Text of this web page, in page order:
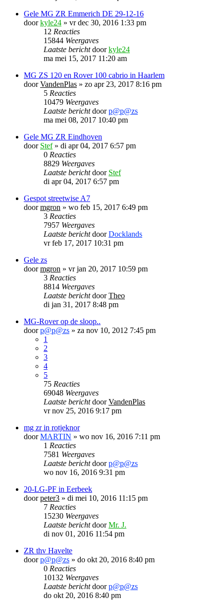
Gele MG ZR Emmerich DE 29-12-16
doorkyle24 » vr dec 30, 2016 1:33 pm
12 Reacties
15844 Weergaves
Laatste berichtdoorkyle24
ma mei 15, 2017 11:20 am
MG ZS 120 en Rover 100 cabrio in Haarlem
doorVandenPlas » zo apr 23, 2017 8:16 pm
5 Reacties
10479 Weergaves
Laatste berichtdoorp@p@zs
ma mei 08, 2017 10:40 pm
Gele MG ZR Eindhoven
door Stef» di apr 04, 2017 6:57 pm
0 Reacties
8829 Weergaves
Laatste berichtdoor Stef
di apr 04, 2017 6:57 pm
Gespot streetwise A7
doormgron » wo feb 15, 2017 6:49 pm
3 Reacties
7957 Weergaves
Laatste berichtdoorDocklands
vr feb 17, 2017 10:31 pm
Gele zs
doormgron » vr jan 20, 2017 10:59 pm
3 Reacties
8814 Weergaves
Laatste berichtdoorTheo
di jan 31, 2017 8:48 pm
MG-Rover op de sloop..
doorp@p@zs » za nov 10, 2012 7:45 pm
1
2
3
4
5
75 Reacties
69048 Weergaves
Laatste berichtdoorVandenPlas
vr nov 25, 2016 9:17 pm
mg zr in rotjeknor
doorMARTIN » wo nov 16, 2016 7:11 pm
1 Reacties
7581 Weergaves
Laatste berichtdoorp@p@zs
wo nov 16, 2016 9:31 pm
20-LG-PF in Eerbeek
doorpeter3 » di mei 10, 2016 11:15 pm
7 Reacties
15230 Weergaves
Laatste berichtdoorMr. J.
di nov 01, 2016 11:54 pm
ZR thv Havelte
doorp@p@zs » do okt 20, 2016 8:40 pm
0 Reacties
10132 Weergaves
Laatste berichtdoorp@p@zs
do okt 20, 2016 8:40 pm